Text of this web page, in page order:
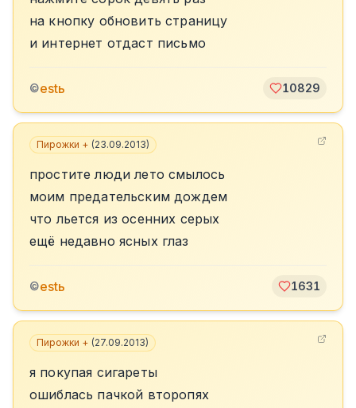
на кнопку обновить страницу
и интернет отдаст письмо
©estь 10829
Пирожки + (23.09.2013)
простите люди лето смылось
моим предательским дождем
что льется из осенних серых
ещё недавно ясных глаз
©estь 1631
Пирожки + (27.09.2013)
я покупая сигареты
ошиблась пачкой второпях